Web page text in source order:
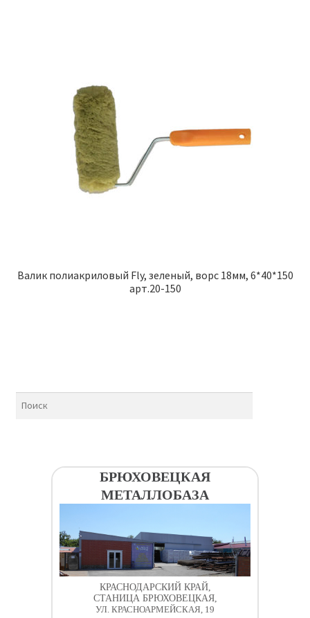
Валик полиакриловый Fly, зеленый, ворс 18мм, 6*40*150
арт.20-150
БРЮХОВЕЦКАЯ
МЕТАЛЛОБАЗА
КРАСНОДАРСКИЙ КРАЙ,
СТАНИЦА БРЮХОВЕЦКАЯ,
УЛ. КРАСНОАРМЕЙСКАЯ, 19